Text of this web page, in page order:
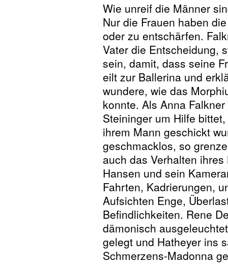
Wie unreif die Männer
Nur die Frauen haben
oder zu entschärfen.
Vater die Entscheidung,
sein, damit, dass seine
eilt zur Ballerina und
wundere, wie das
konnte. Als Anna
Steininger um Hilfe
ihrem Mann geschickt
geschmacklos, so
auch das Verhalten
Hansen und sein
Fahrten, Kadrierungen,
Aufsichten Enge,
Befindlichkeiten. Rene
dämonisch
gelegt und Hatheyer ins
Schmerzens-Madonna